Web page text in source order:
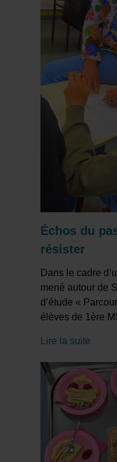
Échos du
résister
Dans le cadre
mené autour de
d’étude «
élèves de 1ère
Lire la suite